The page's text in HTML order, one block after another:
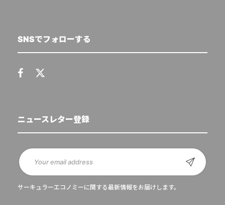
SNSでフォローする
ニュースレター登録
サーキュラーエコノミーに関する最新情報をお届けします。